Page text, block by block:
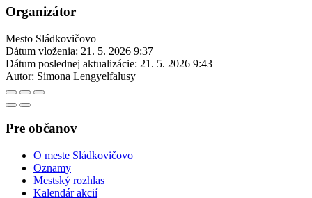
Organizátor
Mesto Sládkovičovo
Dátum vloženia: 21. 5. 2026 9:37
Dátum poslednej aktualizácie: 21. 5. 2026 9:43
Autor: Simona Lengyelfalusy
Pre občanov
O meste Sládkovičovo
Oznamy
Mestský rozhlas
Kalendár akcií